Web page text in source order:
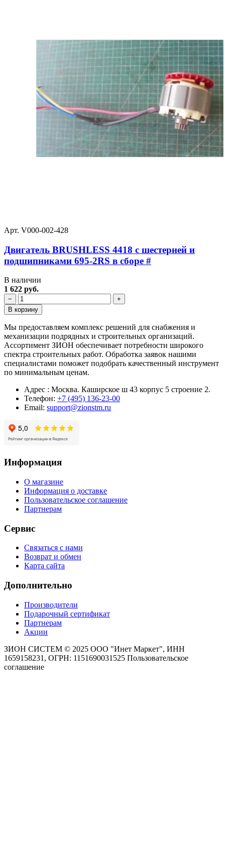
Арт. V000-002-428
Двигатель BRUSHLESS 4418 с шестерней и
подшипниками 695-2RS в сборе #
В наличии
1 622 руб.
−
+
В корзину
Мы предоставляем комплекс решений для снабжения и
механизации подрядных и строительных организаций.
Ассортимент ЗИОН обеспечивает потребности широкого
спектра строительных работ. Обработка заявок нашими
специалистами поможет подобрать качественный инструмент
по минимальным ценам.
Адрес : Москва. Каширское ш 43 корпус 5 строение 2.
Телефон: +7 (495) 136-23-00
Email: support@zionstm.ru
Информация
О магазине
Информация о доставке
Пользовательское соглашение
Партнерам
Сервис
Связаться с нами
Возврат и обмен
Карта сайта
Дополнительно
Производители
Подарочный сертификат
Партнерам
Акции
ЗИОН СИСТЕМ © 2025 ООО "Инет Маркет", ИНН
1659158231, ОГРН: 1151690031525 Пользовательское
соглашение